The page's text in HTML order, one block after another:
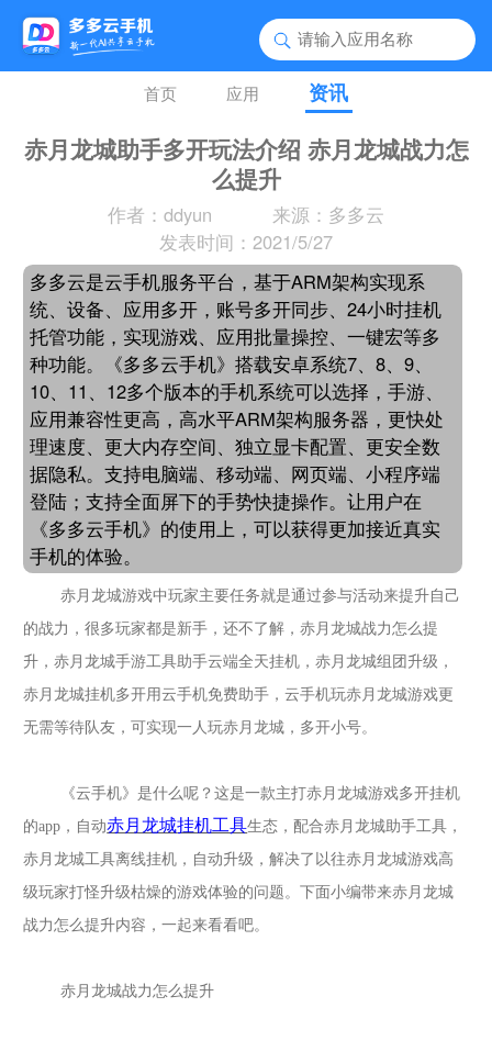
首页 应用 资讯
赤月龙城助手多开玩法介绍 赤月龙城战力怎
么提升
作者：ddyun
来源：多多云
发表时间：2021/5/27
多多云是云手机服务平台，基于ARM架构实现系
统、设备、应用多开，账号多开同步、24小时挂机
托管功能，实现游戏、应用批量操控、一键宏等多
种功能。《多多云手机》搭载安卓系统7、8、9、
10、11、12多个版本的手机系统可以选择，手游、
应用兼容性更高，高水平ARM架构服务器，更快处
理速度、更大内存空间、独立显卡配置、更安全数
据隐私。支持电脑端、移动端、网页端、小程序端
登陆；支持全面屏下的手势快捷操作。让用户在
《多多云手机》的使用上，可以获得更加接近真实
手机的体验。
赤月龙城游戏中玩家主要任务就是通过参与活动来提升自己
的战力，很多玩家都是新手，还不了解，赤月龙城战力怎么提
升，赤月龙城手游工具助手云端全天挂机，赤月龙城组团升级，
赤月龙城挂机多开用云手机免费助手，云手机玩赤月龙城游戏更
无需等待队友，可实现一人玩赤月龙城 ，多开小号。
《云手机》是什么呢？这是一款主打赤月龙城游戏多开挂机
的app，自动赤月龙城挂机工具生态，配合赤月龙城助手工具，
赤月龙城工具离线挂机，自动升级，解决了以往赤月龙城游戏高
级玩家打怪升级枯燥的游戏体验的问题。下面小编带来赤月龙城
战力怎么提升内容，一起来看看吧。
赤月龙城战力怎么提升